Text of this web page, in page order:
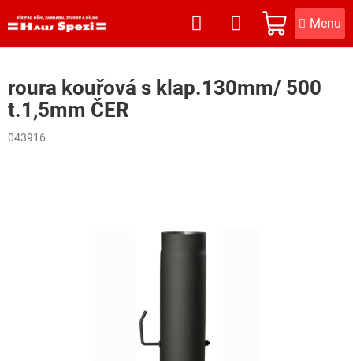
na
NÁKUPNÍ
KOŠÍK
roura kouřová s klap.130mm/ 500
t.1,5mm ČER
043916